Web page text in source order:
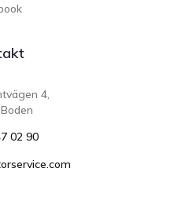
4,
02 90